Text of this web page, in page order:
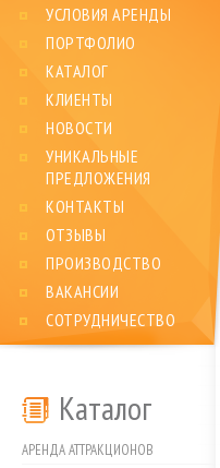
УСЛОВИЯ АРЕНДЫ
ПОРТФОЛИО
КАТАЛОГ
КЛИЕНТЫ
НОВОСТИ
УНИКАЛЬНЫЕ
ПРЕДЛОЖЕНИЯ
КОНТАКТЫ
ОТЗЫВЫ
ПРОИЗВОДСТВО
ВАКАНСИИ
СОТРУДНИЧЕСТВО
Каталог
АРЕНДА АТТРАКЦИОНОВ